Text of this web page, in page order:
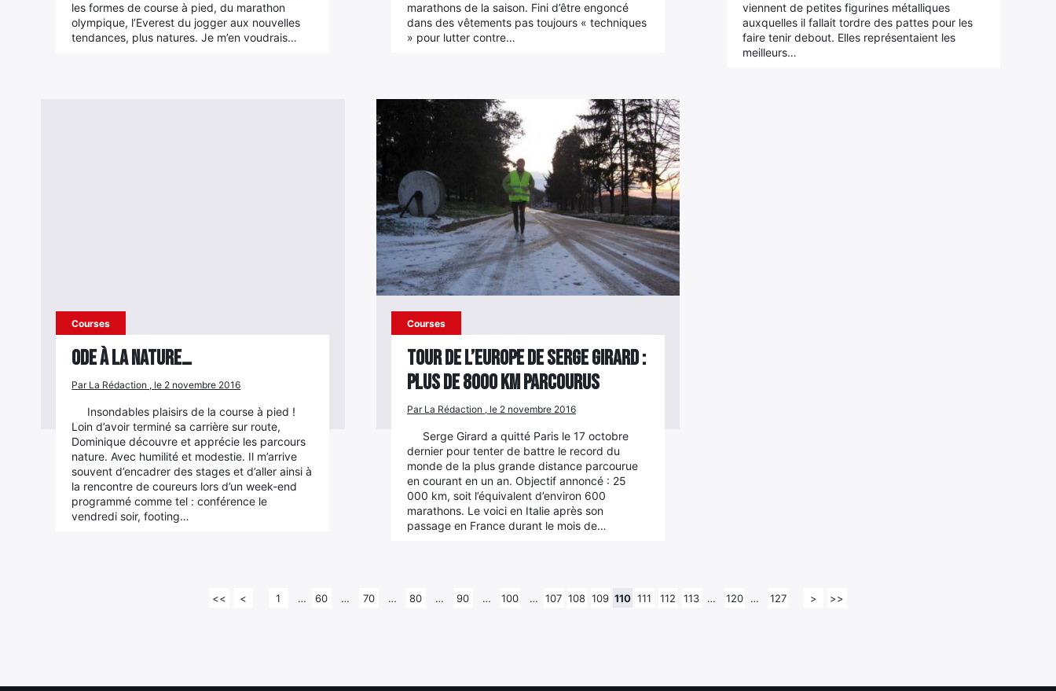
les formes de course à pied, du marathon
olympique, l’Everest du jogger aux nouvelles
tendances, plus natures. Je m’en voudrais…
marathons de la saison. Fini d’être engoncé
dans des vêtements pas toujours « techniques
» pour lutter contre…
viennent de petites figurines métalliques
auxquelles il fallait tordre des pattes pour les
faire tenir debout. Elles représentaient les
meilleurs…
Courses
Ode à la nature…
Par La Rédaction , le 2 novembre 2016
Insondables plaisirs de la course à pied !
Loin d’avoir terminé sa carrière sur route,
Dominique découvre et apprécie les parcours
nature. Avec humilité et modestie. Il m’arrive
souvent d’encadrer des stages et d’aller ainsi à
la rencontre de coureurs lors d’un week-end
programmé comme tel : conférence le
vendredi soir, footing…
Courses
Tour de l’Europe de Serge Girard :
Plus de 8000 km parcourus
Par La Rédaction , le 2 novembre 2016
Serge Girard a quitté Paris le 17 octobre
dernier pour tenter de battre le record du
monde de la plus grande distance parcourue
en courant en un an. Objectif annoncé : 25
000 km, soit l’équivalent d’environ 600
marathons. Le voici en Italie après son
passage en France durant le mois de…
<< < 1 … 60 … 70 … 80 … 90 … 100 … 107 108 109 110 111 112 113 … 120 … 127 > >>